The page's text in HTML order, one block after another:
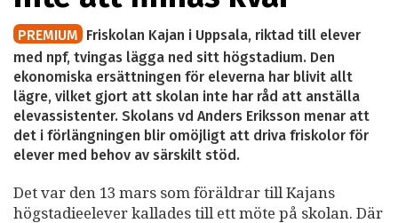
PREMIUM Friskolan Kajan i Uppsala, riktad till elever
med npf, tvingas lägga ned sitt högstadium. Den
ekonomiska ersättningen för eleverna har blivit allt
lägre, vilket gjort att skolan inte har råd att anställa
elevassistenter. Skolans vd Anders Eriksson menar att
det i förlängningen blir omöjligt att driva friskolor för
elever med behov av särskilt stöd.
Det var den 13 mars som föräldrar till Kajans
högstadieelever kallades till ett möte på skolan. Där